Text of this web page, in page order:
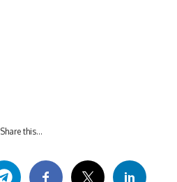
Share this…